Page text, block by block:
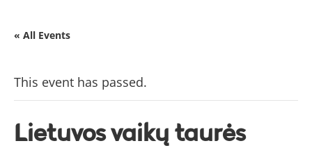
« All Events
This event has passed.
Lietuvos vaikų taurės